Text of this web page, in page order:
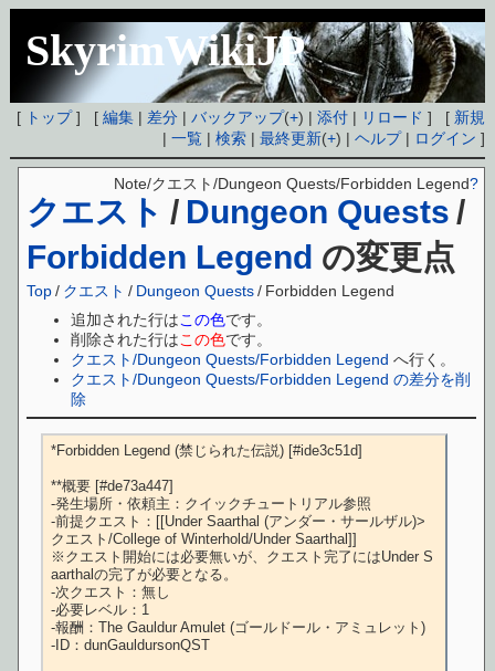
SkyrimWikiJP
[ トップ] [編集 | 差分 |バックアップ(+) |添付 | リロード ] [ 新規
|一覧 |検索 |最終更新(+) |ヘルプ| ログイン ]
クエスト / Dungeon Quests /
Forbidden Legend の変更点
Note/クエスト/Dungeon Quests/Forbidden Legend?
Top / クエスト / Dungeon Quests/ Forbidden Legend
追加された行はこの色です。
削除された行はこの色です。
クエスト/Dungeon Quests/Forbidden Legend へ行く。
クエスト/Dungeon Quests/Forbidden Legend の差分を削
除
*Forbidden Legend (禁じられた伝説) [#ide3c51d]
**概要 [#de73a447]
-発生場所・依頼主：クイックチュートリアル参照
-前提クエスト：[[Under Saarthal (アンダー・サールザル)>
クエスト/College of Winterhold/Under Saarthal]]
※クエスト開始には必要無いが、クエスト完了にはUnder S
aarthalの完了が必要となる。
-次クエスト：無し
-必要レベル：1
-報酬：The Gauldur Amulet (ゴールドール・アミュレット)
-ID：dunGauldursonQST